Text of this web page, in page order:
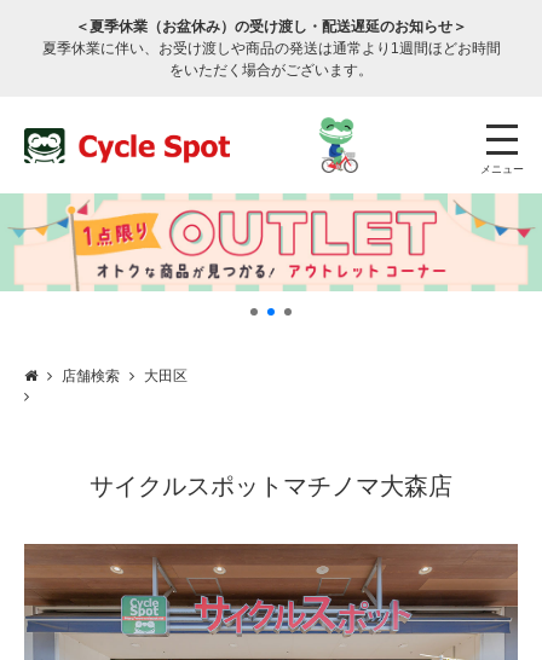
＜夏季休業（お盆休み）の受け渡し・配送遅延のお知らせ＞
夏季休業に伴い、お受け渡しや商品の発送は通常より1週間ほどお時間
をいただく場合がございます。
メニュー
サービスのご案内
サービス全般
修理・メンテナンス工賃
店舗検索 大田区
サイクルスポットマチノマ大森店